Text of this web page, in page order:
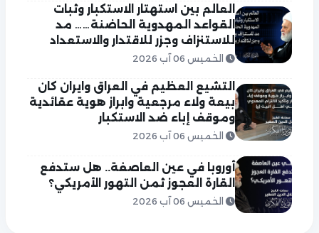
العالم بين استهتار الاستكبار وثبات
القواعد المهدوية الحاضنة…… مد
للاستنزاف وجزر للاقتدار والاستعداد
الخميس 06 آب 2026
التشيع العظيم في العراق وايران كان
بيعة ولاء مرجعية وابراز هوية عقائدية
وموقف إباء ضد الاستكبار
الخميس 06 آب 2026
أوروبا في عين العاصفة.. هل ستدفع
القارة العجوز ثمن التهور الأمريكي؟
الخميس 06 آب 2026